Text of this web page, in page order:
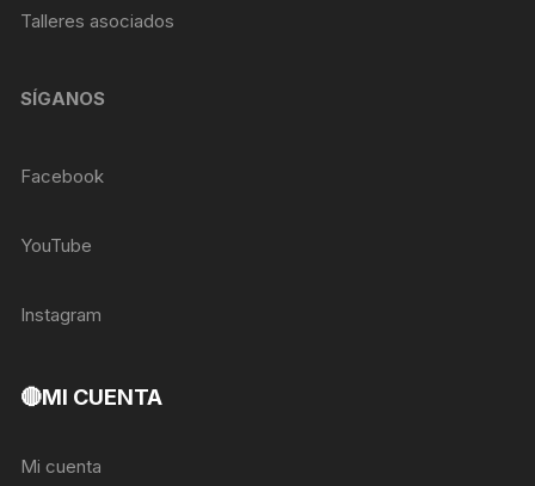
Talleres asociados
SÍGANOS
Facebook
YouTube
Instagram
🔴MI CUENTA
Mi cuenta